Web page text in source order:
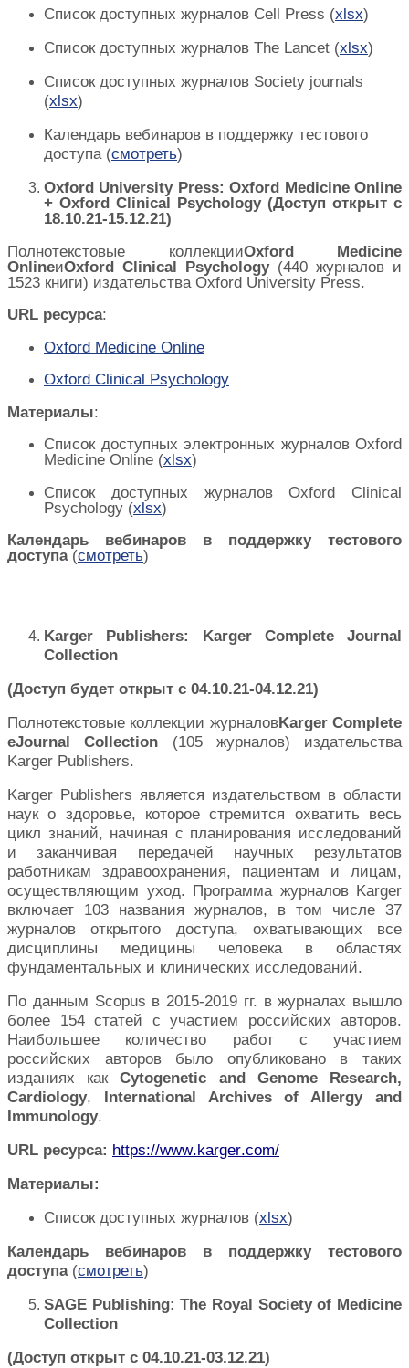
Список доступных журналов Cell Press (xlsx)
Список доступных журналов The Lancet (xlsx)
Список доступных журналов Society journals
(xlsx)
Календарь вебинаров в поддержку тестового
доступа (смотреть)
Oxford University Press: Oxford Medicine Online
+ Oxford Clinical Psychology (Доступ открыт с
18.10.21-15.12.21)
Полнотекстовые
коллекцииOxford Medicine
OnlineиOxford Clinical Psychology (440 журналов и
1523 книги) издательства Oxford University Press.
URL ресурса:
Oxford Medicine Online
Oxford Clinical Psychology
Материалы:
Список доступных электронных журналов Oxford
Medicine Online (xlsx)
Список доступных журналов Oxford Clinical
Psychology (xlsx)
Календарь вебинаров в поддержку тестового
доступа(смотреть)
Karger Publishers: Karger Complete Journal
Collection
(Доступ будет открыт с 04.10.21-04.12.21)
Полнотекстовые коллекции журналовKarger Complete
eJournal
Collection (105 журналов) издательства
Karger Publishers.
Karger Publishers является издательством в области
наук о здоровье, которое стремится охватить весь
цикл знаний, начиная с планирования исследований
и заканчивая передачей научных результатов
работникам здравоохранения, пациентам и лицам,
осуществляющим уход. Программа журналов Karger
включает 103 названия журналов, в том числе 37
журналов открытого доступа, охватывающих все
дисциплины медицины человека в областях
фундаментальных и клинических исследований.
По данным Scopus в 2015-2019 гг. в журналах вышло
более 154 статей с участием российских авторов.
Наибольшее количество работ с участием
российских авторов было опубликовано в таких
изданиях какCytogenetic and Genome Research,
Cardiology, International Archives of Allergy and
Immunology.
URL ресурса: https://www.karger.com/
Материалы:
Список доступных журналов (xlsx)
Календарь вебинаров в поддержку тестового
доступа(смотреть)
SAGE Publishing: The Royal Society of Medicine
Collection
(Доступ открыт с 04.10.21-03.12.21)